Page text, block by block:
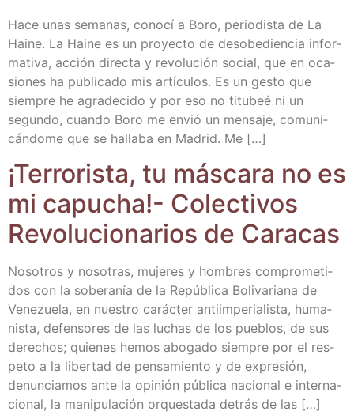
Hace unas sema­nas, cono­cí a Boro, perio­dis­ta de La
Hai­ne. La Hai­ne es un pro­yec­to de des­obe­dien­cia infor­
ma­ti­va, acción direc­ta y revo­lu­ción social, que en oca­
sio­nes ha publi­ca­do mis artícu­los. Es un ges­to que
siem­pre he agra­de­ci­do y por eso no titu­beé ni un
segun­do, cuan­do Boro me envió un men­sa­je, comu­ni­
cán­do­me que se halla­ba en Madrid. Me […]
¡Terro­ris­ta, tu más­ca­ra no es
mi capu­cha!- Colec­ti­vos
Revo­lu­cio­na­rios de Caracas
Noso­tros y noso­tras, muje­res y hom­bres com­pro­me­ti­
dos con la sobe­ra­nía de la Repú­bli­ca Boli­va­ria­na de
Vene­zue­la, en nues­tro carác­ter anti­im­pe­ria­lis­ta, huma­
nis­ta, defen­so­res de las luchas de los pue­blos, de sus
dere­chos; quie­nes hemos abo­ga­do siem­pre por el res­
pe­to a la liber­tad de pen­sa­mien­to y de expre­sión,
denun­cia­mos ante la opi­nión públi­ca nacio­nal e inter­na­
cio­nal, la mani­pu­la­ción orques­ta­da detrás de las […]